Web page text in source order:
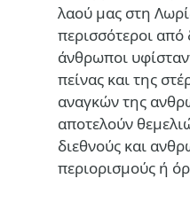
λαού μας στη
περισσότεροι
άνθρωποι
πείνας και της
αναγκών της
αποτελούν
διεθνούς και
περιορισμούς ή